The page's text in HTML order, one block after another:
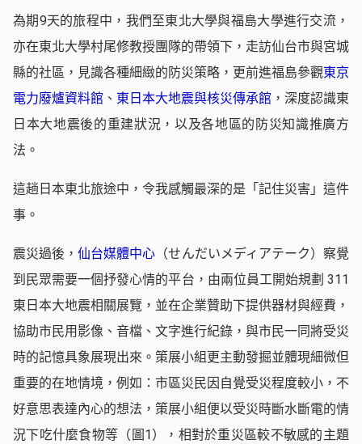
為期9天的旅程中，我們至東北大學與福島大學進行交流，
亦在東北大學村尾修教授團隊的帶領下，走訪仙台市與宮城
縣的社區，見識各種細緻的防災策略，更前進福島參觀東京
電力廢爐資料館 、 東日本大地震與核災傳承館 ，深度認識東
日本大地震後的重建狀況，以及各地區的防災知識推廣方
法。
這趟日本東北旅途中，令我感觸最深的是「記住災害」這件
事。
震災過後，仙台媒體中心 （せんだいメディアテーク）察覺
到民眾需要一個抒發心情的平台，由兩位員工開始規劃 311
東日本大地震相關展覽，並在企業贊助下提供器材與經費，
協助市民用影像、音檔、文字進行紀錄，與市民一同將受災
時的記憶具象展現出來。策展小組更主動發掘並體現細微但
重要的在地情境，例如：市區災民因自覺受災程度較小，不
好意思表達內心的想法，策展小組便以受災時斷水斷電的情
況下吃什麼食物等（圖1），相對於重災區較不敏感的主題